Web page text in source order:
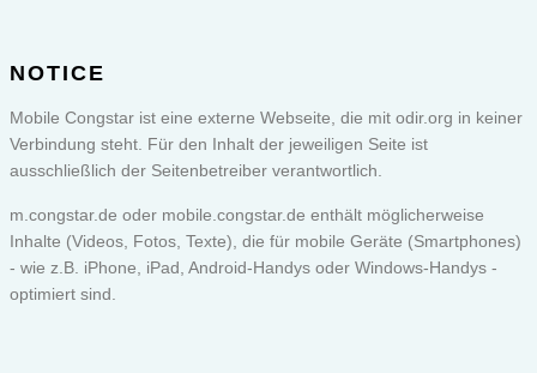
NOTICE
Mobile Congstar ist eine externe Webseite, die mit odir.org in keiner
Verbindung steht. Für den Inhalt der jeweiligen Seite ist
ausschließlich der Seitenbetreiber verantwortlich.
m.congstar.de oder mobile.congstar.de enthält möglicherweise
Inhalte (Videos, Fotos, Texte), die für mobile Geräte (Smartphones)
- wie z.B. iPhone, iPad, Android-Handys oder Windows-Handys -
optimiert sind.